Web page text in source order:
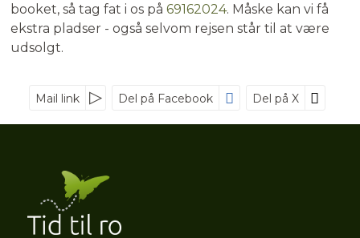
booket, så tag fat i os på 69162024. Måske kan vi få
ekstra pladser - også selvom rejsen står til at være
udsolgt.
Mail link Del på Facebook Del på X